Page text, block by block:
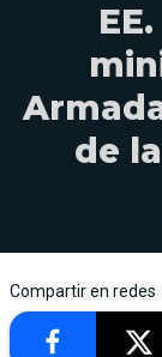
de
Compartir en redes